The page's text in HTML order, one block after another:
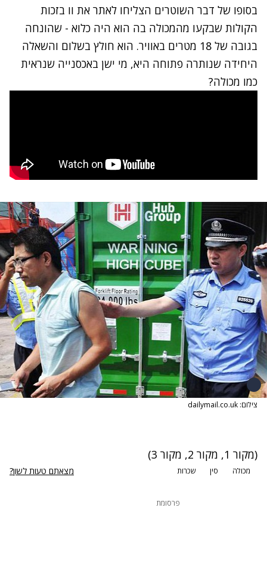
בסופו של דבר השוטרים הצליחו לאתר את וו בזכות
הקולות שבקעו מהמכולה בה הוא היה כלוא - שהונחה
בגובה של 18 מטרים באוויר. הוא חולץ בשלום והשאלה
היחידה שנותרה פתוחה היא, מי ישן באכסנייה שנראית
כמו מכולה?
צילום: dailymail.co.uk
(מקור 1 , מקור 2 , מקור 3 )
מכולה סין שכרות מצאתם טעות לשון?
פרסומת